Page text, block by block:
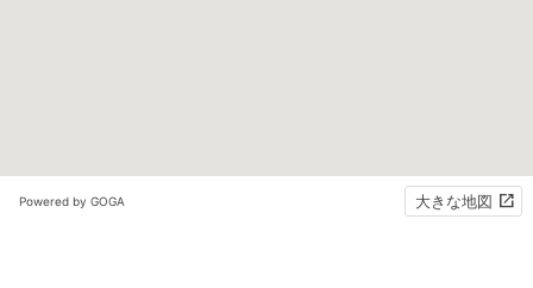
Powered by GOGA 大きな地図